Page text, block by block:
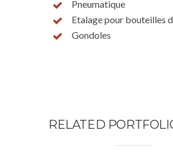
Pneumatique
Etalage pour bouteilles
Gondoles
RELATED